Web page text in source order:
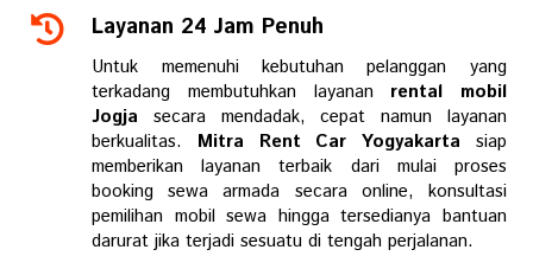
Layanan 24 Jam Penuh
Untuk memenuhi kebutuhan pelanggan yang
terkadang membutuhkan layanan rental mobil
Jogja secara mendadak, cepat namun layanan
berkualitas. Mitra Rent Car Yogyakarta siap
memberikan layanan terbaik dari mulai proses
booking sewa armada secara online, konsultasi
pemilihan mobil sewa hingga tersedianya bantuan
darurat jika terjadi sesuatu di tengah perjalanan.